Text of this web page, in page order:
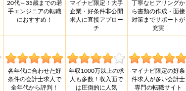
20代～35歳までの若
手エンジニアの転職
におすすめ！
マイナビ限定！大手
企業・好条件非公開
求人に直接アプロー
チ
丁寧なヒアリングか
ら書類の作成・面接
対策までサポートが
充実
各年代に合わせた好
条件の会計士求人で
全年代から評判！
年収1000万以上の求
人も多数！収入面で
は圧倒的に人気
マイナビ限定の好条
件求人が多い会計士
専門の転職サイト